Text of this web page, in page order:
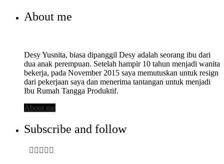
About me
Desy Yusnita, biasa dipanggil Desy adalah seorang ibu dari
dua anak perempuan. Setelah hampir 10 tahun menjadi wanita
bekerja, pada November 2015 saya memutuskan untuk resign
dari pekerjaan saya dan menerima tantangan untuk menjadi
Ibu Rumah Tangga Produktif.
About me
Subscribe and follow